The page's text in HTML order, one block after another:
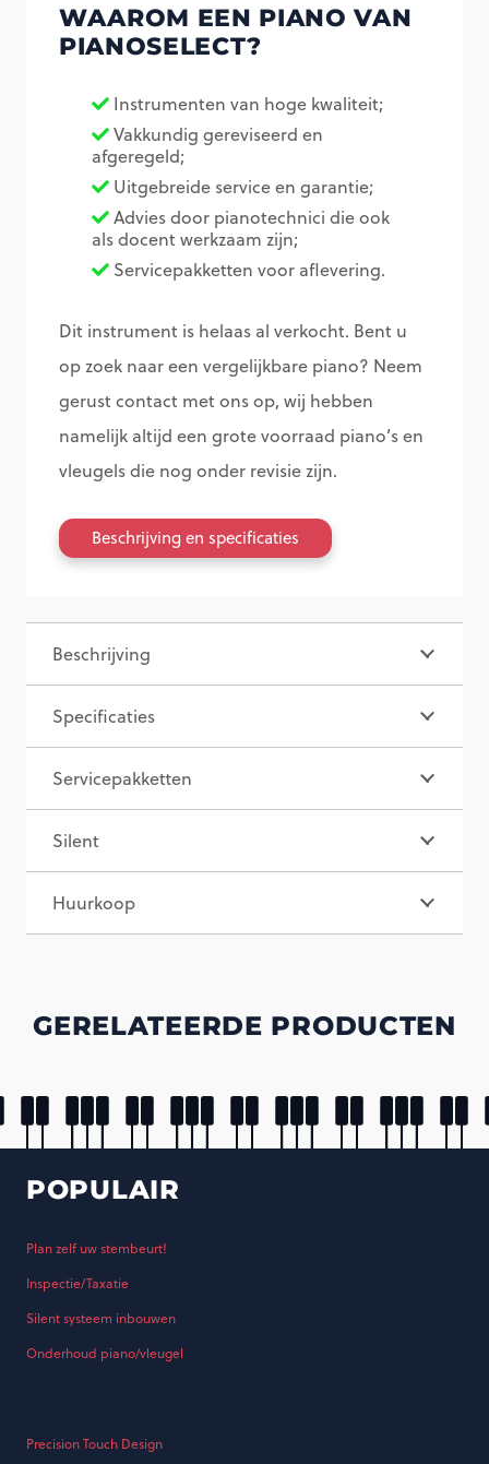
WAAROM EEN PIANO VAN
PIANOSELECT?
Instrumenten van hoge kwaliteit;
Vakkundig gereviseerd en
afgeregeld;
Uitgebreide service en garantie;
Advies door pianotechnici die ook
als docent werkzaam zijn;
Servicepakketten voor aflevering.
Dit instrument is helaas al verkocht. Bent u
op zoek naar een vergelijkbare piano? Neem
gerust contact met ons op, wij hebben
namelijk altijd een grote voorraad piano’s en
vleugels die nog onder revisie zijn.
Beschrijving en specificaties
Beschrijving
Specificaties
Servicepakketten
Silent
Huurkoop
GERELATEERDE PRODUCTEN
POPULAIR
Plan zelf uw stembeurt!
Inspectie/Taxatie
Silent systeem inbouwen
Onderhoud piano/vleugel
Precision Touch Design